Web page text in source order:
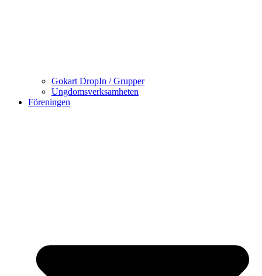
Gokart DropIn / Grupper
Ungdomsverksamheten
Föreningen